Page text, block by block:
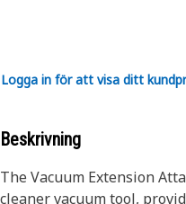
Logga in för att visa ditt
Beskrivning
The Vacuum Extension
cleaner vacuum tool,